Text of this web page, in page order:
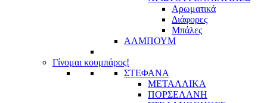
Αρωματικά
Διάφορες
Μπάλες
ΑΛΜΠΟΥΜ
Γίνομαι κουμπάρος!
ΣΤΕΦΑΝΑ
ΜΕΤΑΛΛΙΚΑ
ΠΟΡΣΕΛΑΝΗ